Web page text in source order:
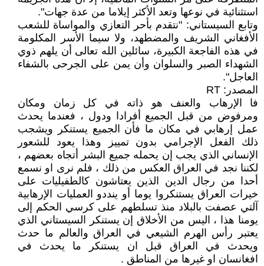
استثنائية في نوعها وتعد الأكثر إيلاما من عدة جهات".
وتابع السيستاني: "نتقدم بأحر التعازي والمواساة للشعب
الأفغاني الشريف والمضطهد، ولا سيما الأسر المكلومة
في هذه الفاجعة الكبيرة، سائلين الله تعالى أن يلهم ذوي
الشهداء الصبر والسلوان وأن يمن على الجرحى بالشفاء
العاجل".
المصدر: RT
فا الإرهاب والعنف هو ذاته في كل زمان ومكان
ومرفوض من قبل الجميع أفرادا ودول ، فعندما يحدث
عمل إرهابي في مكان ما فأن الجميع يستنكر ويشجب
ذلك الفعل الإجرامي بدون تمييز وهذا يعود للشعور
الإنساني الذي يجب إن يحمله جميع البشر أتجاه بعضهم ،
لكننا نجد في العراق العكس من ذلك ، فلم نرى او نسمع
أحدا من رجال الدين الذين يعتاشون كالطفيليات على
خيرات العراق يستنكروا يوما أو ينددو العمليات الإرهابية
آلتي عصفت بالبلاد منذ تسلطهم على كرسي الحكم إلى
يومنا هذا ، اليس من الأخلاق إن يستنكر السيستاني الذي
يعتبر رأس الهرم الشيعي في العراق والعالم ما حدث
ويحدث في العراق قبل ان يستنكر ما يحدث في
افغانسان او غيرها من المناطق .